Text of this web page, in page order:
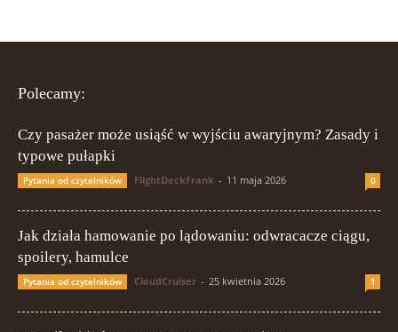
Polecamy:
Czy pasażer może usiąść w wyjściu awaryjnym? Zasady i
typowe pułapki
Pytania od czytelników FlightDeckFrank - 11 maja 2026 0
Jak działa hamowanie po lądowaniu: odwracacze ciągu,
spoilery, hamulce
Pytania od czytelników CloudCruiser - 25 kwietnia 2026 1